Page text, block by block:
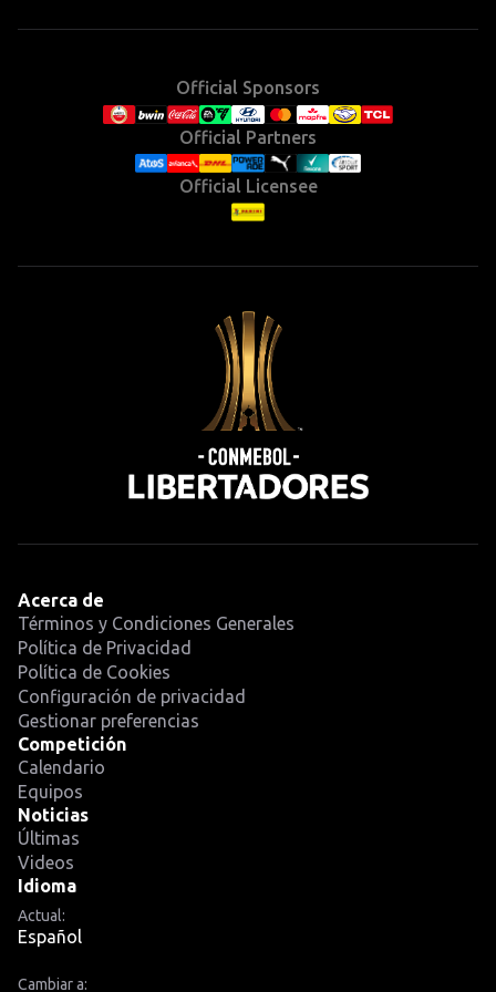
Official Sponsors
Official Partners
Official Licensee
Acerca de
Términos y Condiciones Generales
Política de Privacidad
Política de Cookies
Configuración de privacidad
Gestionar preferencias
Competición
Calendario
Equipos
Noticias
Últimas
Videos
Idioma
Actual:
Español
Cambiar a: